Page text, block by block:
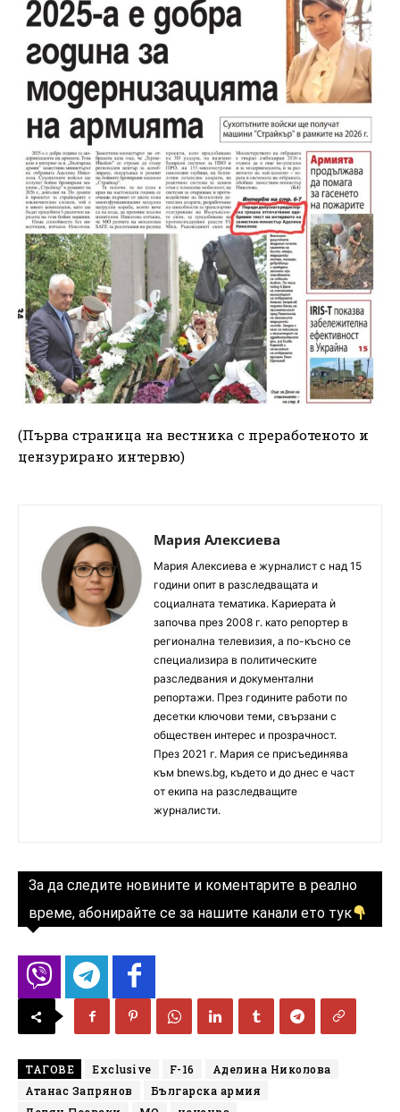
(Първа страница на вестника с преработеното и
цензурирано интервю)
Мария Алексиева
Мария Алексиева е журналист с над 15
години опит в разследващата и
социалната тематика. Кариерата ѝ
започва през 2008 г. като репортер в
регионална телевизия, а по-късно се
специализира в политическите
разследвания и документални
репортажи. През годините работи по
десетки ключови теми, свързани с
обществен интерес и прозрачност.
През 2021 г. Мария се присъединява
към bnews.bg, където и до днес е част
от екипа на разследващите
журналисти.
За да следите новините и коментарите в реално
време, абонирайте се за нашите канали ето тук
ТАГОВЕ Exclusive F-16
Аделина Николова
Атанас Запрянов
Българска армия